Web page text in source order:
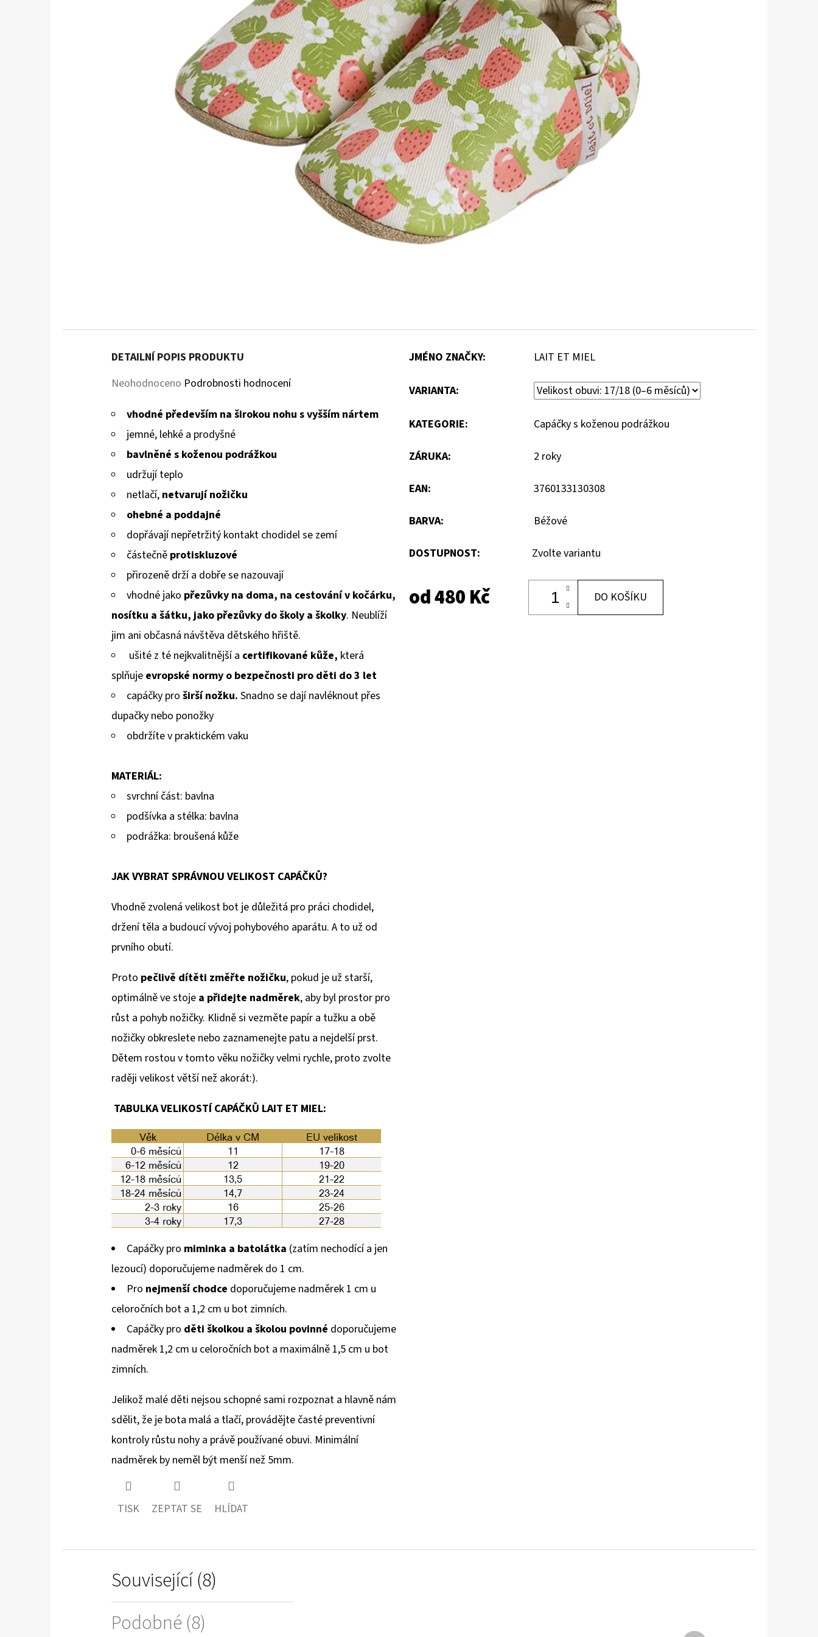
DETAILNÍ POPIS PRODUKTU
Průměrné
produktu
hvězdiček.
Neohodnoceno Podrobnosti hodnocení
vhodné především na širokou nohu s vyšším nártem
jemné, lehké a prodyšné
bavlněné s koženou podrážkou
udržují teplo
netlačí, netvarují nožičku
ohebné a poddajné
dopřávajínepřetržitý kontakt chodidel se zemí
částečně protiskluzové
přirozeně drží a dobře se nazouvají
vhodné jako přezůvky na doma, na cestování v kočárku,
nosítku a šátku, jako přezůvky do školy a školky. Neublíží
jim ani občasná návštěva dětského hřiště.
ušité z té nejkvalitnější a certifikované kůže, která
splňuje evropské normy o bezpečnosti pro děti do 3 let
capáčky pro širší nožku. Snadno se dají navléknout přes
dupačky nebo ponožky
obdržíte v praktickém vaku
MATERIÁL:
svrchní část: bavlna
podšívka a stélka: bavlna
podrážka: broušená kůže
JAK VYBRAT SPRÁVNOU VELIKOST CAPÁČKŮ?
Vhodně zvolená velikost bot je důležitá pro práci chodidel,
držení těla a budoucí vývoj pohybového aparátu. A to už od
prvního obutí.
Proto pečlivě dítěti změřte nožičku, pokud je už starší,
optimálně ve stoje a přidejte nadměrek, aby byl prostor pro
růst a pohyb nožičky. Klidně si vezměte papír a tužku a obě
nožičky obkreslete nebo zaznamenejte patu a nejdelší prst.
Dětem rostou v tomto věku nožičky velmi rychle, proto zvolte
raději velikost větší než akorát:).
TABULKA VELIKOSTÍ CAPÁČKŮ LAIT ET MIEL:
Capáčky pro miminka a batolátka (zatím nechodící a jen
lezoucí) doporučujeme nadměrek do 1 cm.
Pro nejmenší chodce doporučujeme nadměrek 1 cm u
celoročních bot a 1,2 cm u bot zimních.
Capáčky pro děti školkou a školou povinné doporučujeme
nadměrek 1,2 cm u celoročních bot a maximálně 1,5 cm u bot
zimních.
Jelikož malé děti nejsou schopné sami rozpoznat a hlavně nám
sdělit, že je bota malá a tlačí, provádějte časté preventivní
kontroly růstu nohy a právě používané obuvi. Minimální
nadměrek by neměl být menší než 5mm.
TISK ZEPTAT SE HLÍDAT
JMÉNO ZNAČKY: LAIT ET MIEL
VARIANTA:
KATEGORIE: Capáčky s koženou podrážkou
ZÁRUKA: 2 roky
EAN: 3760133130308
BARVA: Béžové
DOSTUPNOST: Zvolte variantu
od480 Kč DO KOŠÍKU
Související (8)
Podobné (8)